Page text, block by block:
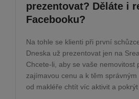
prezentovat? Děláte i
Facebooku?
Na tohle se klienti při první
Dneska už prezentovat jen na
Chcete-li, aby se vaše nemovitost
zajímavou cenu a k těm
od makléře chtít víc aktivit a